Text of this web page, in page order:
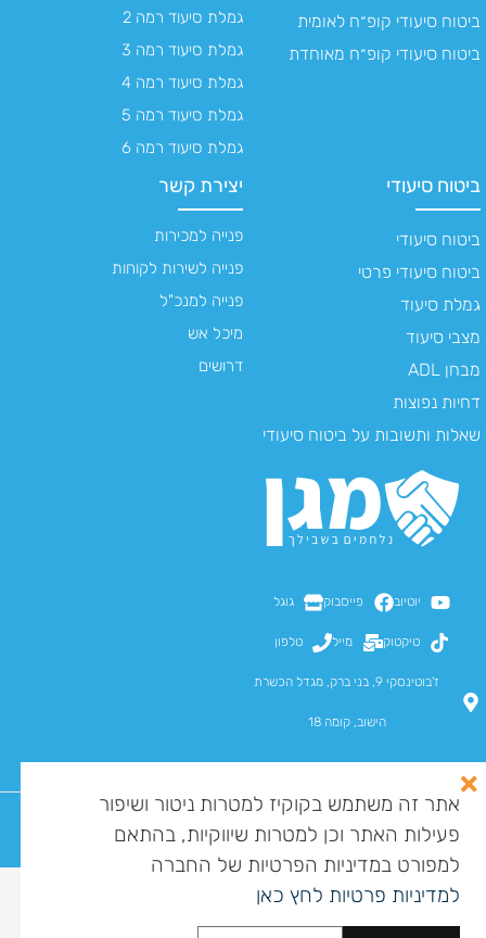
ביטוח סיעודי
ביטוח סיעודי
ביטוח סיעודי פרטי
גמלת סיעוד
מצבי סיעוד
מבחן ADL
דחיות נפוצות
שאלות ותשובות על ביטוח סיעודי
ביטוח סיעודי קופ״ח לאומית
ביטוח סיעודי קופ״ח מאוחדת
גמלת סיעוד רמה 2
גמלת סיעוד רמה 3
גמלת סיעוד רמה 4
גמלת סיעוד רמה 5
גמלת סיעוד רמה 6
יצירת קשר
פנייה למכירות
פנייה לשירות לקוחות
פנייה למנכ"ל
מיכל אש
דרושים
יוטיוב פייסבוק גוגל
טיקטוק מייל טלפון
ז'בוטינסקי 9, בני ברק, מגדל הכשרת
הישוב, קומה 18
אתר זה משתמש בקוקיז למטרות ניטור ושיפור
פעילות האתר וכן למטרות שיווקיות, בהתאם
למפורט במדיניות הפרטיות של החברה
למדיניות פרטיות לחץ כאן
כל הזכויות שמורות למגן מומחים בע"מ ©מדיניות פרטיות הצהרת נגישות
לסיוע בקבלת קצבת סיעוד
התקשרו עכשיו